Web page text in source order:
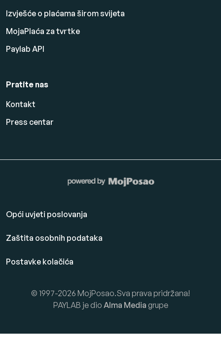
Izvješće o plaćama širom svijeta
MojaPlaća za tvrtke
Paylab API
Pratite nas
Kontakt
Press centar
Opći uvjeti poslovanja
Zaštita osobnih podataka
Postavke kolačića
© 1997-2026 MojPosao.Sva prava pridržana!
PAYLAB je dio Alma Media grupe